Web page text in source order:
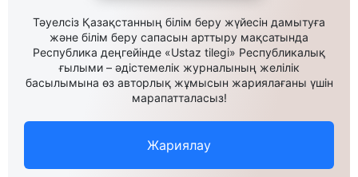
Тәуелсіз Қазақстанның білім беру жүйесін дамытуға
және білім беру сапасын арттыру мақсатында
Республика деңгейінде «Ustaz tilegi» Республикалық
ғылыми – әдістемелік журналының желілік
басылымына өз авторлық жұмысын жариялағаны үшін
марапатталасыз!
Жариялау